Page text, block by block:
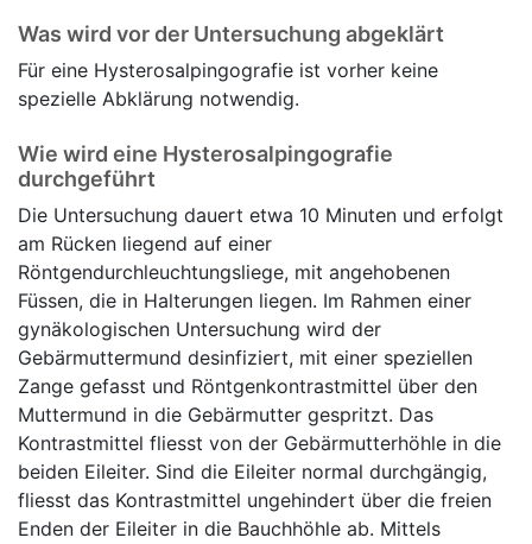
Was wird vor der Untersuchung abgeklärt
Für eine Hysterosalpingografie ist vorher keine
spezielle Abklärung notwendig.
Wie wird eine Hysterosalpingografie
durchgeführt
Die Untersuchung dauert etwa 10 Minuten und erfolgt
am Rücken liegend auf einer
Röntgendurchleuchtungsliege, mit angehobenen
Füssen, die in Halterungen liegen. Im Rahmen einer
gynäkologischen Untersuchung wird der
Gebärmuttermund desinfiziert, mit einer speziellen
Zange gefasst und Röntgenkontrastmittel über den
Muttermund in die Gebärmutter gespritzt. Das
Kontrastmittel fliesst von der Gebärmutterhöhle in die
beiden Eileiter. Sind die Eileiter normal durchgängig,
fliesst das Kontrastmittel ungehindert über die freien
Enden der Eileiter in die Bauchhöhle ab. Mittels